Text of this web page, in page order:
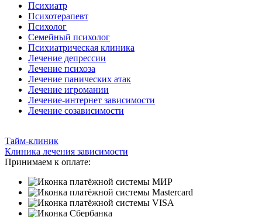
Психиатр
Психотерапевт
Психолог
Семейный психолог
Психиатрическая клиника
Лечение депрессии
Лечение психоза
Лечение панических атак
Лечение игромании
Лечение-интернет зависимости
Лечение созависимости
Тайм-клиник
Клиника лечения зависимости
Принимаем к оплате: